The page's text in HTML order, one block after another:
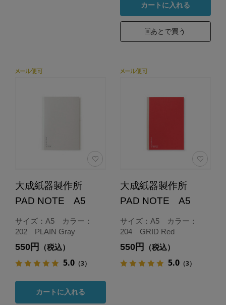
カートに入れる
あとで買う
大成紙器製作所
PAD NOTE A5
サイズ：A5 カラー：
202 PLAIN Gray
550円 （税込）
5.0（3）
カートに入れる
大成紙器製作所
PAD NOTE A5
サイズ：A5 カラー：
204 GRID Red
550円 （税込）
5.0（3）